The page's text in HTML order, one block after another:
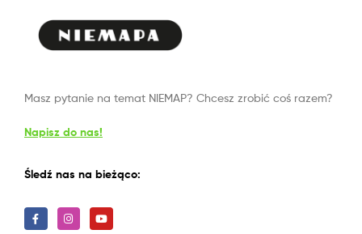
Masz pytanie na temat NIEMAP? Chcesz zrobić coś razem?
Napisz do nas!
Śledź nas na bieżąco: